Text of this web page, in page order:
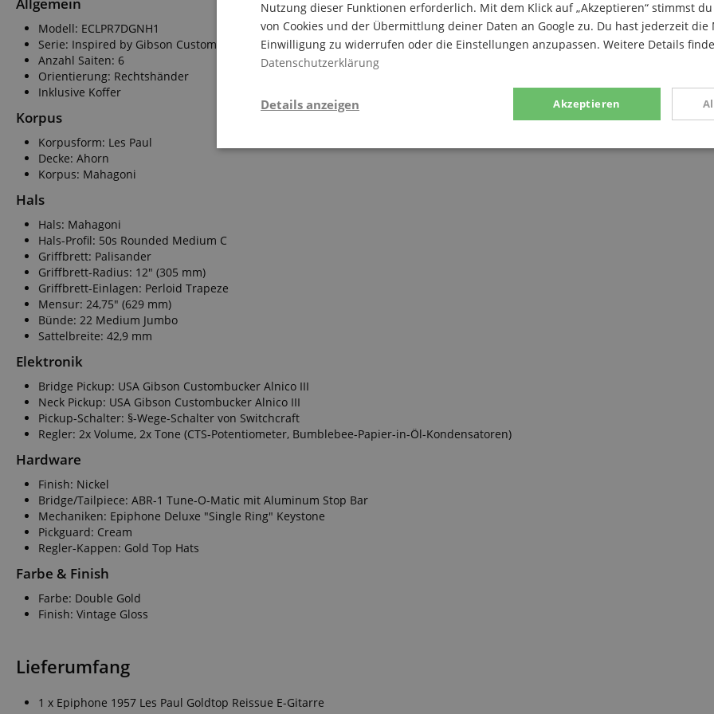
Modell: ECLPR7DGNH1
Serie: Inspired by Gibson Custom Collection
Anzahl Saiten: 6
Orientierung: Rechtshänder
Inklusive Koffer
Korpus
Korpusform: Les Paul
Decke: Ahorn
Korpus: Mahagoni
Hals
Hals: Mahagoni
Hals-Profil: 50s Rounded Medium C
Griffbrett: Palisander
Griffbrett-Radius: 12" (305 mm)
Griffbrett-Einlagen: Perloid Trapeze
Mensur: 24,75" (629 mm)
Bünde: 22 Medium Jumbo
Sattelbreite: 42,9 mm
Elektronik
Bridge Pickup: USA Gibson Custombucker Alnico III
Neck Pickup: USA Gibson Custombucker Alnico III
Pickup-Schalter: §-Wege-Schalter von Switchcraft
Regler: 2x Volume, 2x Tone (CTS-Potentiometer, Bumblebee-Papier-in-Öl-Kondensatoren)
Hardware
Finish: Nickel
Bridge/Tailpiece: ABR-1 Tune-O-Matic mit Aluminum Stop Bar
Mechaniken: Epiphone Deluxe "Single Ring" Keystone
Pickguard: Cream
Regler-Kappen: Gold Top Hats
Farbe & Finish
Farbe: Double Gold
Finish: Vintage Gloss
Lieferumfang
1 x Epiphone 1957 Les Paul Goldtop Reissue E-Gitarre
Nutzung dieser Funktionen erforderlich. Mit dem Klick auf „Akzeptieren“ stimmst
von Cookies und der Übermittlung deiner Daten an Google zu. Du hast jederzeit die
Einwilligung zu widerrufen oder die Einstellungen anzupassen. Weitere Details
Datenschutzerklärung
Akzeptieren
Details anzeigen
Statistik Marketing
Cookie
zoovu-
vid-
91347
Minuten